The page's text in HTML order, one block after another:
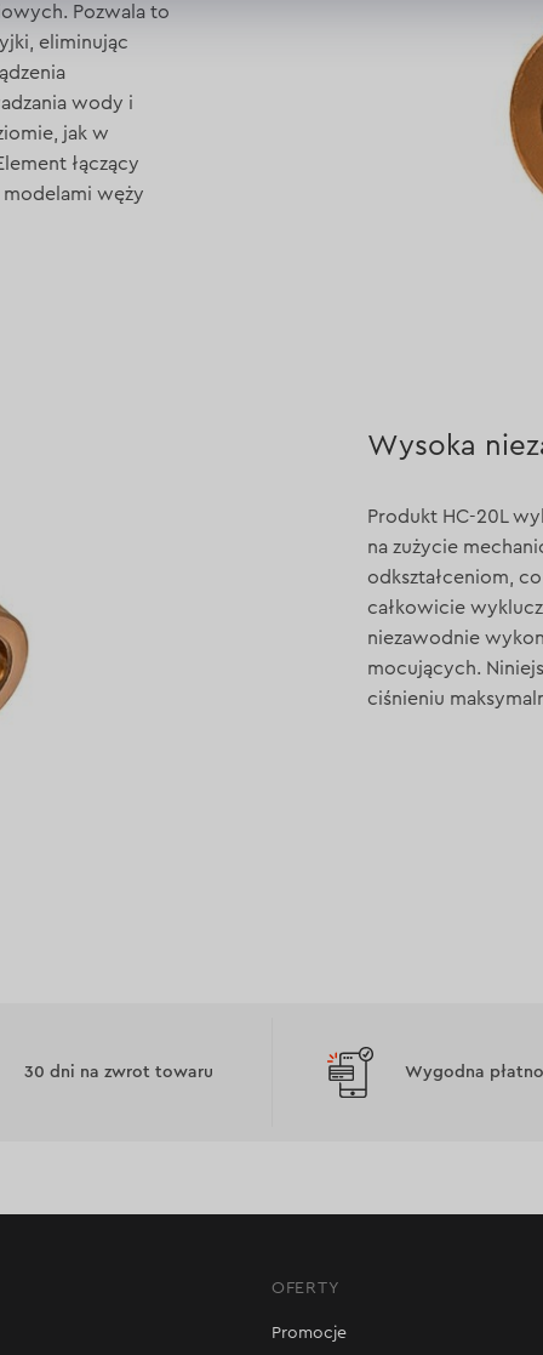
Pozwala to
eliminując
wody i
jak w
łączący
modelami węży
Wysoka
Produkt HC-20L
na zużycie
odkształceniom,
całkowicie
niezawodnie
mocujących.
ciśnieniu
30 dni na zwrot towaru Wygodna
OFERTY
Promocje